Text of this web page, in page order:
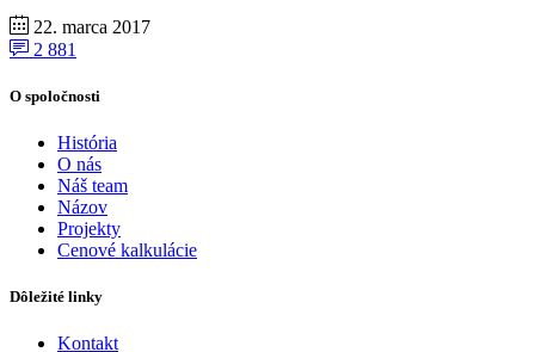
22. marca 2017
2 881
O spoločnosti
História
O nás
Náš team
Názov
Projekty
Cenové kalkulácie
Dôležité linky
Kontakt